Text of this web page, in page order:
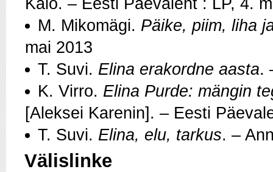
M. Mikomägi. Päike, piim, liha
mai 2013
T. Suvi. Elina erakordne aasta.
K. Virro. Elina Purde: mängin
[Aleksei Karenin]. – Eesti
T. Suvi. Elina, elu, tarkus. –
Välislinke